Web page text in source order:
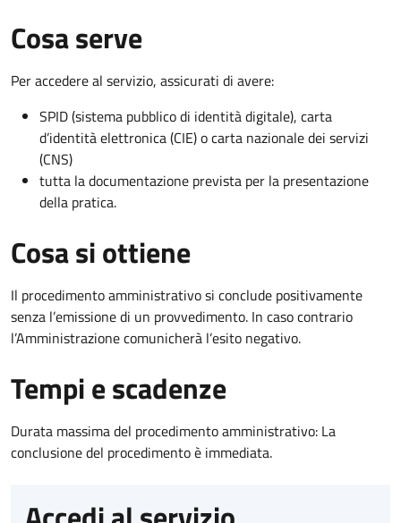
Cosa serve
Per accedere al servizio, assicurati di avere:
SPID (sistema pubblico di identità digitale), carta
d’identità elettronica (CIE) o carta nazionale dei servizi
(CNS)
tutta la documentazione prevista per la presentazione
della pratica.
Cosa si ottiene
Il procedimento amministrativo si conclude positivamente
senza l’emissione di un provvedimento. In caso contrario
l’Amministrazione comunicherà l’esito negativo.
Tempi e scadenze
Durata massima del procedimento amministrativo: La
conclusione del procedimento è immediata.